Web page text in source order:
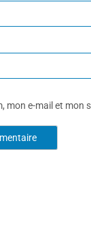
mon e-mail et